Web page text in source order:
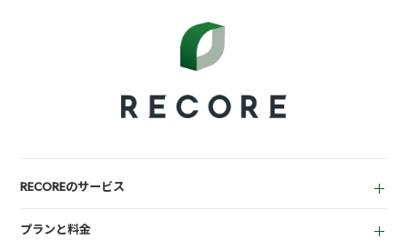
RECOREのサービス
プランと料金